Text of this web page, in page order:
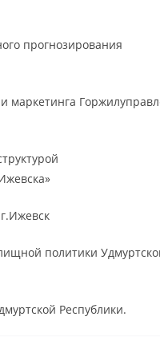
прогнозирования
маркетинга
политики
Республики.